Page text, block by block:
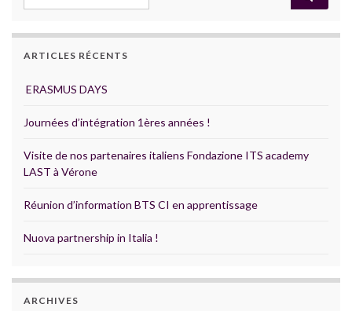
ARTICLES RÉCENTS
ERASMUS DAYS
Journées d’intégration 1ères années !
Visite de nos partenaires italiens Fondazione ITS academy
LAST à Vérone
Réunion d’information BTS CI en apprentissage
Nuova partnership in Italia !
ARCHIVES